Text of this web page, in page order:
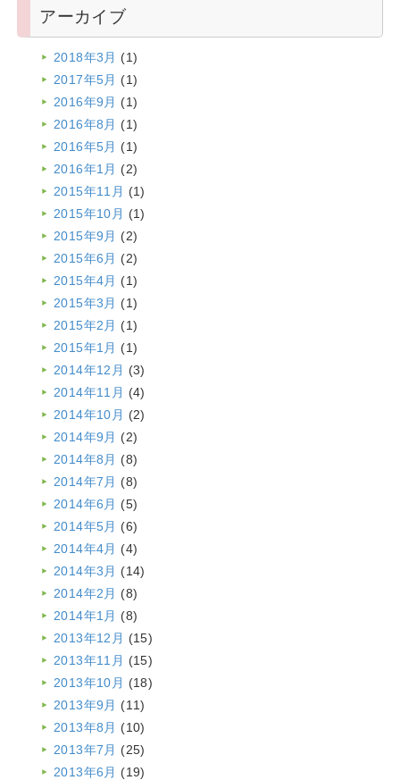
アーカイブ
2018年3月 (1)
2017年5月 (1)
2016年9月 (1)
2016年8月 (1)
2016年5月 (1)
2016年1月 (2)
2015年11月 (1)
2015年10月 (1)
2015年9月 (2)
2015年6月 (2)
2015年4月 (1)
2015年3月 (1)
2015年2月 (1)
2015年1月 (1)
2014年12月 (3)
2014年11月 (4)
2014年10月 (2)
2014年9月 (2)
2014年8月 (8)
2014年7月 (8)
2014年6月 (5)
2014年5月 (6)
2014年4月 (4)
2014年3月 (14)
2014年2月 (8)
2014年1月 (8)
2013年12月 (15)
2013年11月 (15)
2013年10月 (18)
2013年9月 (11)
2013年8月 (10)
2013年7月 (25)
2013年6月 (19)